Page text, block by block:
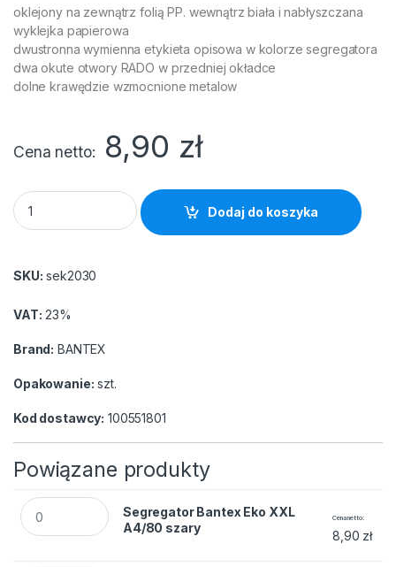
oklejony na zewnątrz folią PP. wewnątrz biała i nabłyszczana
wyklejka papierowa
dwustronna wymienna etykieta opisowa w kolorze segregatora
dwa okute otwory RADO w przedniej okładce
dolne krawędzie wzmocnione metalow
Cena netto 8,90 zł
Segregator Bantex Eko A4/50 czarny quantity
Dodaj do koszyka
SKU: sek2030
VAT: 23%
Brand: BANTEX
Opakowanie: szt.
Kod dostawcy: 100551801
Powiązane produkty
Segregator Bantex Eko XXL A4/80 szary quantity
Segregator Bantex Eko XXL
A4/80 szary
Cena netto
8,90 zł